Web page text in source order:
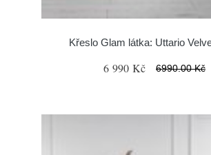
Křeslo Glam látka: Uttario
6 990 Kč 6990.00 Kč